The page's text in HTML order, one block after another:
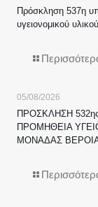
Πρόσκληση 537η
υγειονομικού
05/08/2026
ΠΡΟΣΚΛΗΣΗ
ΠΡΟΜΗΘΕΙΑ
ΜΟΝΑΔΑΣ